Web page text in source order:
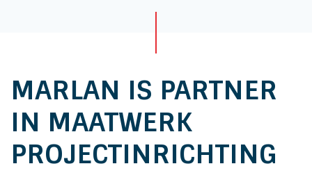
MARLAN IS PARTNER
IN MAATWERK
PROJECTINRICHTING